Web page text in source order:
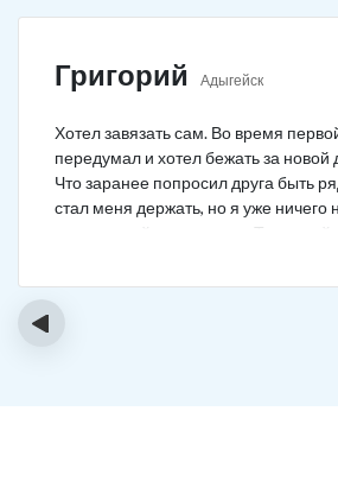
Григорий Адыгейск
Хотел завязать сам. Во время
передумал и хотел бежать за
Что заранее попросил друга быть
стал меня держать, но я уже ничего
начал силой вырываться. Тогда мой
связан меня и позвонил в клинику.
нарколог, мне сделали какую-то
для прохождения курса
‹